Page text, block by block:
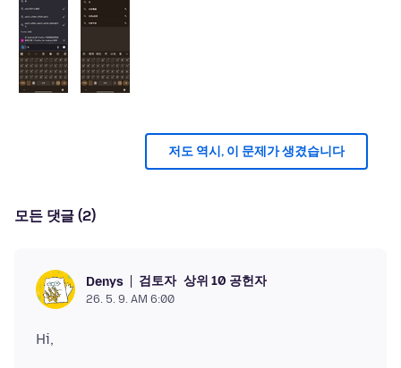
저도 역시, 이 문제가 생겼습니다
모든 댓글 (2)
Denys 검토자 상위 10 공헌자
26. 5. 9. AM 6:00